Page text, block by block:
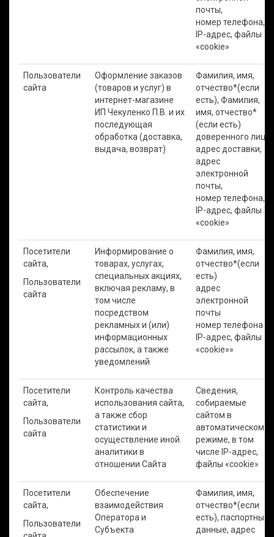
почты,
номер телефона,
IP-адрес, файлы
«cookie»
Пользователи
сайта
Оформление заказов
(товаров и услуг) в
интернет-магазине
ИП Чекуленко П.В. и их
последующая
обработка (доставка,
выдача, возврат)
Фамилия, имя,
отчество*(если
есть), Фамилия,
имя, отчество*
(если есть)
доверенного лица,
адрес доставки,
адрес
электронной
почты,
номер телефона,
IP-адрес, файлы
«cookie»
Посетители
сайта,
Пользователи
сайта
Информирование о
товарах, услугах,
специальных акциях,
включая рекламу, в
том числе
посредством
рекламных и (или)
информационных
рассылок, а также
уведомлений
Фамилия, имя,
отчество*(если
есть)
адрес
электронной
почты
номер телефона
IP-адрес, файлы
«cookie»»
Посетители
сайта,
Пользователи
сайта
Контроль качества
использования сайта,
а также сбор
статистики и
осуществление иной
аналитики в
отношении Сайта
Сведения,
собираемые
сайтом в
автоматическом
режиме, в том
числе IP-адрес,
файлы «cookie»
Посетители
сайта,
Пользователи
Обеспечение
взаимодействия
Оператора и
Субъекта
Фамилия, имя,
отчество*(если
есть), паспортные
данные, адрес